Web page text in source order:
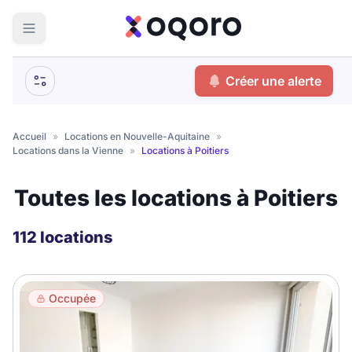
Votre
Que recherchez-vous ?
Logement entier
Colocation
recherche
Créer une alerte
Accueil » Locations en Nouvelle-Aquitaine »
Locations dans la Vienne » Locations à Poitiers
Toutes les locations à Poitiers
112 locations
Occupée